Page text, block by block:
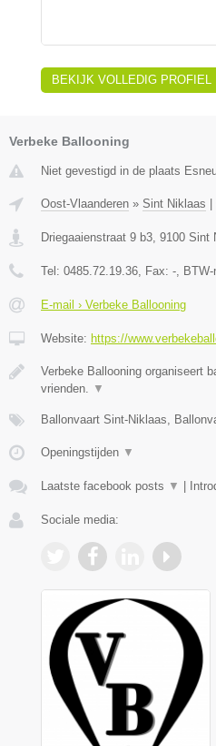
BEKIJK VOLLEDIG PROFIEL
Verbeke Ballooning
Niet gevestigd in de plaats
Oost-Vlaanderen » Sint Niklaas |
Driegaaienstraat 9 b3 9100 Sint
Tel: 0485.72.19.36 , Fax: - ,
E-mail › Verbeke Ballooning
Website: https://
Verbeke Ballooning organiseert
vrienden.
▼
Ballonvaart Sint-Niklaas,
Openingstijden ▼
Laatste facebook posts ▼ |
Sociale media: